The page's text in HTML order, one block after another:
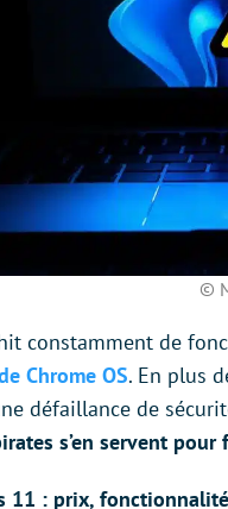
©
constamment de
Chrome OS. En plus
défaillance de
s’en servent
11 : prix,